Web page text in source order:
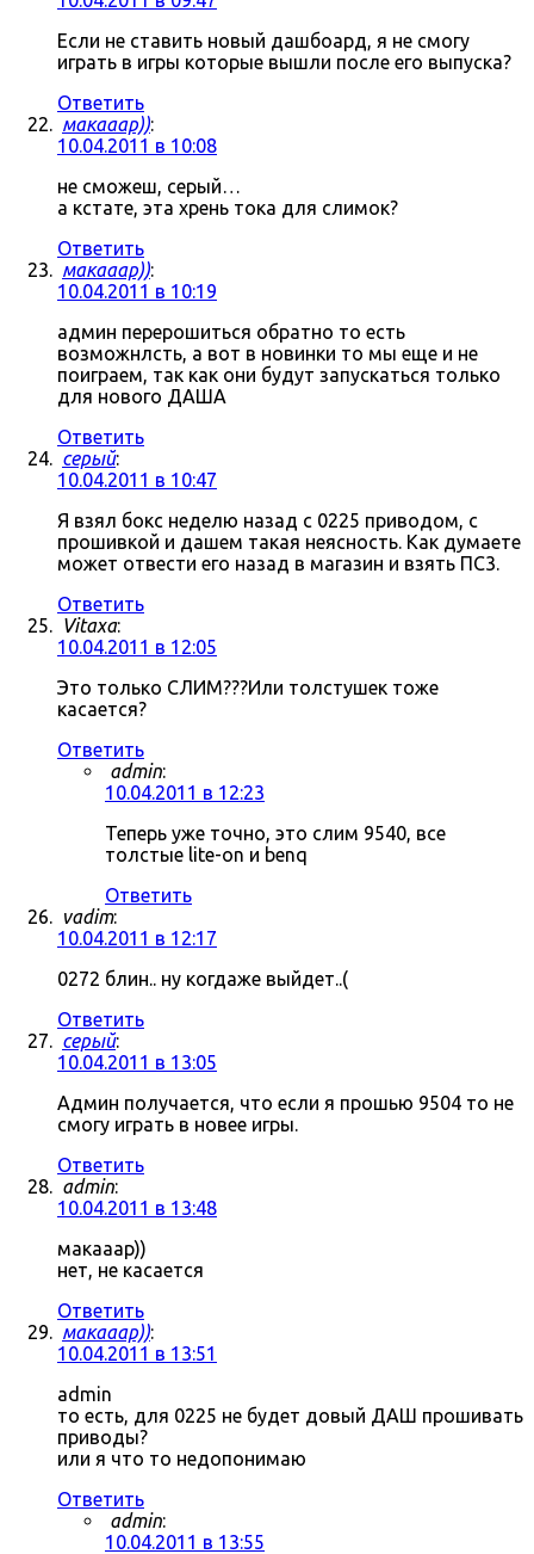
Если не ставить новый дашбоард, я не смогу
играть в игры которые вышли после его выпуска?
Ответить
макааар)):
10.04.2011 в 10:08
не сможеш, серый…
а кстате, эта хрень тока для слимок?
Ответить
макааар)):
10.04.2011 в 10:19
админ перерошиться обратно то есть
возможнлсть, а вот в новинки то мы еще и не
поиграем, так как они будут запускаться только
для нового ДАША
Ответить
серый:
10.04.2011 в 10:47
Я взял бокс неделю назад с 0225 приводом, с
прошивкой и дашем такая неясность. Как думаете
может отвести его назад в магазин и взять ПС3.
Ответить
Vitaxa:
10.04.2011 в 12:05
Это только СЛИМ???Или толстушек тоже
касается?
Ответить
admin:
10.04.2011 в 12:23
Теперь уже точно, это слим 9540, все
толстые lite-on и benq
Ответить
vadim:
10.04.2011 в 12:17
0272 блин.. ну когдаже выйдет..(
Ответить
серый:
10.04.2011 в 13:05
Админ получается, что если я прошью 9504 то не
смогу играть в новее игры.
Ответить
admin:
10.04.2011 в 13:48
макааар))
нет, не касается
Ответить
макааар)):
10.04.2011 в 13:51
admin
то есть, для 0225 не будет довый ДАШ прошивать
приводы?
или я что то недопонимаю
Ответить
admin:
10.04.2011 в 13:55